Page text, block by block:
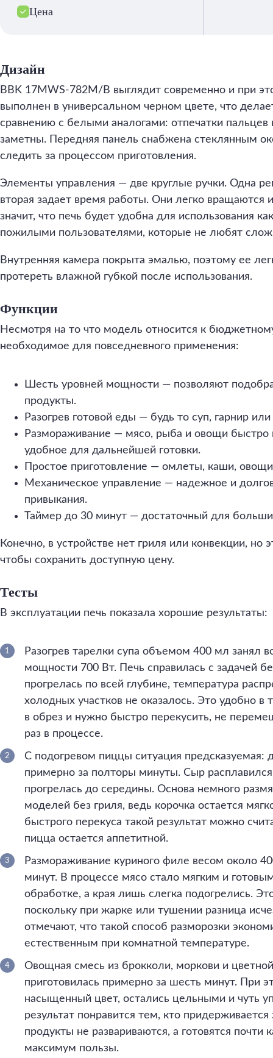
Цена
Дизайн
BBK 17MWS-782M/B выглядит современно и при
выполнен в универсальном черном цвете, что
сравнению с белыми аналогами: отпечатки
заметны. Передняя панель снабжена стеклянным
следить за процессом приготовления.
Элементы управления — две круглые ручки. Одна
вторая задает время работы. Они легко
значит, что печь будет удобна для использования
пожилыми пользователями, которые не любят
Внутренняя камера покрыта эмалью, поэтому ее
протереть влажной губкой после использования.
Функции
Несмотря на то что модель относится к
необходимое для повседневного применения:
Шесть уровней мощности — позволяют
продукты.
Разогрев готовой еды — будь то суп, гарнир
Размораживание — мясо, рыба и овощи быстро
удобное для дальнейшей готовки.
Простое приготовление — омлеты, каши, овощи
Механическое управление — надежное и
привыкания.
Таймер до 30 минут — достаточный для
Конечно, в устройстве нет гриля или конвекции, но
чтобы сохранить доступную цену.
Тесты
В эксплуатации печь показала хорошие результаты:
Разогрев тарелки супа объемом 400 мл занял
мощности 700 Вт. Печь справилась с задачей
прогрелась по всей глубине, температура
холодных участков не оказалось. Это удобно в
в обрез и нужно быстро перекусить, не
раз в процессе.
С подогревом пиццы ситуация предсказуемая:
примерно за полторы минуты. Сыр
прогрелась до середины. Основа немного
моделей без гриля, ведь корочка остается
быстрого перекуса такой результат можно
пицца остается аппетитной.
Размораживание куриного филе весом около
минут. В процессе мясо стало мягким и
обработке, а края лишь слегка подогрелись.
поскольку при жарке или тушении разница
отмечают, что такой способ разморозки
естественным при комнатной температуре.
Овощная смесь из брокколи, моркови и
приготовилась примерно за шесть минут. При
насыщенный цвет, остались цельными и чуть
результат понравится тем, кто придерживается
продукты не развариваются, а готовятся почти
максимум пользы.